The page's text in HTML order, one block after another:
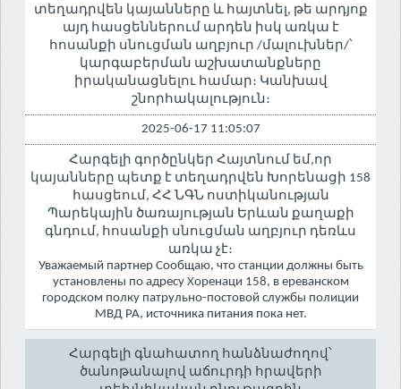
տեղադրվեն կայանները և հայտնել, թե արդյոք
այդ հասցեններում արդեն իսկ առկա է
հոսանքի սնուցման աղբյուր /մալուխներ/՝
կարգաբերման աշխատանքները
իրականացնելու համար։ Կանխավ
շնորհակալություն։
2025-06-17 11:05:07
Հարգելի գործընկեր Հայտնում եմ,որ
կայանները պետք է տեղադրվեն Խորենացի 158
հասցեում, ՀՀ ՆԳՆ ոստիկանության
Պարեկային ծառայության Երևան քաղաքի
գնդում, հոսանքի սնուցման աղբյուր դեռևս
առկա չէ։
Уважаемый партнер Сообщаю, что станции должны быть
установлены по адресу Хоренаци 158, в ереванском
городском полку патрульно-постовой службы полиции
МВД РА, источника питания пока нет.
Հարգելի գնահատող հանձնաժողով՝
ծանոթանալով աճուրդի հրավերի